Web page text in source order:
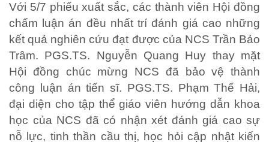
Với 5/7 phiếu xuất sắc, các thành viên Hội đồng
chấm luận án đều nhất trí đánh giá cao những
kết quả nghiên cứu đạt được của NCS Trần Bảo
Trâm. PGS.TS. Nguyễn Quang Huy thay mặt
Hội đồng chúc mừng NCS đã bảo vệ thành
công luận án tiến sĩ. PGS.TS. Phạm Thế Hải,
đại diện cho tập thể giáo viên hướng dẫn khoa
học của NCS đã có nhận xét đánh giá cao sự
nỗ lực, tinh thần cầu thị, học hỏi cập nhật kiến